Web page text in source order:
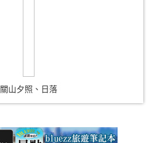
關山夕照、日落